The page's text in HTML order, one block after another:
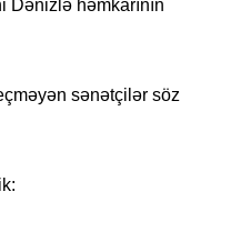
Dənizlə həmkarının
sənətçilər söz